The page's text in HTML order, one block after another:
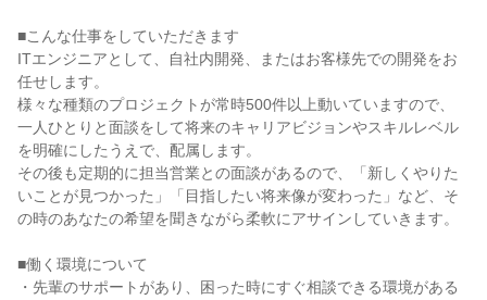
■こんな仕事をしていただきます
ITエンジニアとして、自社内開発、またはお客様先での開発をお
任せします。
様々な種類のプロジェクトが常時500件以上動いていますので、
一人ひとりと面談をして将来のキャリアビジョンやスキルレベル
を明確にしたうえで、配属します。
その後も定期的に担当営業との面談があるので、「新しくやりた
いことが見つかった」「目指したい将来像が変わった」など、そ
の時のあなたの希望を聞きながら柔軟にアサインしていきます。
■働く環境について
・先輩のサポートがあり、困った時にすぐ相談できる環境がある